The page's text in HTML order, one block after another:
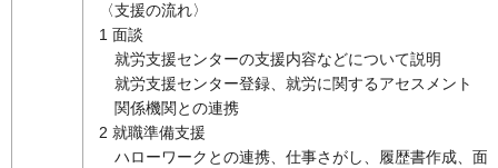
〈支援の流れ〉
1 面談
就労支援センターの支援内容などについて説明
就労支援センター登録、就労に関するアセスメント
関係機関との連携
2 就職準備支援
ハローワークとの連携、仕事さがし、履歴書作成、面